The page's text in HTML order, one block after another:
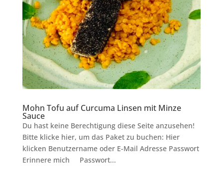
Mohn Tofu auf Curcuma Linsen mit Minze
Sauce
Du hast keine Berechtigung diese Seite anzusehen!
Bitte klicke hier, um das Paket zu buchen: Hier
klicken Benutzername oder E-Mail Adresse Passwort
Erinnere mich Passwort...